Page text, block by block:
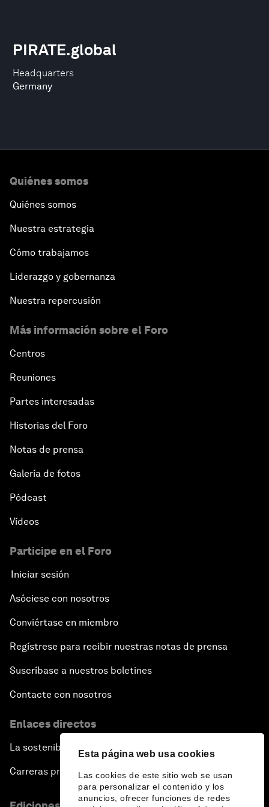
Esta página web usa cookies
Las cookies de este sitio web se usan
para personalizar el contenido y los
anuncios, ofrecer funciones de redes
Headquarters
Germany
PIRATE.global
Quiénes somos
Quiénes somos
Nuestra estrategia
Cómo trabajamos
Liderazgo y gobernanza
Nuestra repercusión
Más información sobre el Foro
Centros
Reuniones
Partes interesadas
Historias del Foro
Notas de prensa
Galería de fotos
Pódcast
Vídeos
Participe en el Foro
Iniciar sesión
Asóciese con nosotros
Conviértase en miembro
Regístrese para recibir nuestras notas de prensa
Suscríbase a nuestros boletines
Contacte con nosotros
Enlaces directos
La sostenibilidad en el Foro
Carreras profesionales